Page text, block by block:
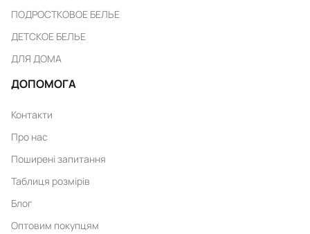
ПОДРОСТКОВОЕ БЕЛЬЕ
ДЕТСКОЕ БЕЛЬЕ
ДЛЯ ДОМА
ДОПОМОГА
Контакти
Про нас
Поширені запитання
Таблиця розмірів
Блог
Оптовим покупцям